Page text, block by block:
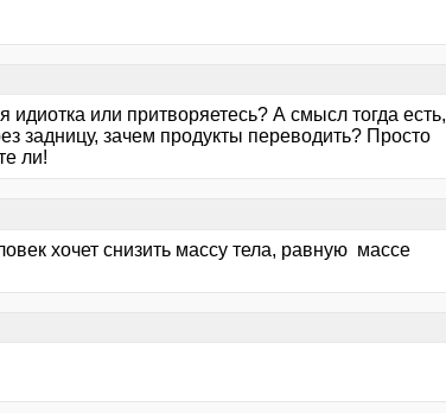
или притворяетесь? А смысл тогда есть,
задницу, зачем продукты переводить? Просто
ли!
хочет снизить массу тела, равную массе